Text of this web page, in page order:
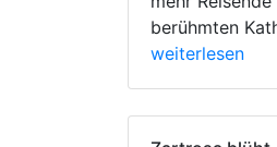
berühmten
weiterlesen